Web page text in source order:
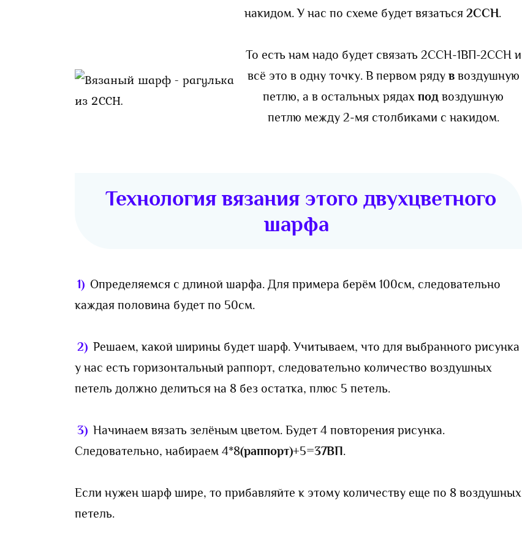
накидом. У нас по схеме будет вязаться2ССН.
То есть нам надо будет связать 2ССН-1ВП-2ССН и
всё это в одну точку. В первом ряду ввоздушную
петлю, а в остальных рядахпод воздушную
петлю между 2-мя столбиками с накидом.
Технология вязания этого двухцветного
шарфа
1) Определяемся с длиной шарфа. Для примера берём 100см, следовательно
каждая половина будет по 50см.
2) Решаем, какой ширины будет шарф. Учитываем, что для выбранного рисунка
у нас есть горизонтальный раппорт, следовательно количество воздушных
петель должно делиться на 8 без остатка, плюс 5 петель.
3) Начинаем вязать зелёным цветом. Будет 4 повторения рисунка.
Следовательно, набираем 4*8(раппорт)+5=37ВП.
Если нужен шарф шире, то прибавляйте к этому количеству еще по 8 воздушных
петель.